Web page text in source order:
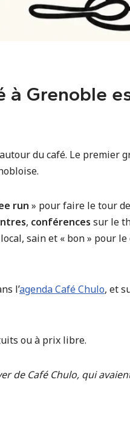
à Grenoble
du café. Le premier
run » pour faire le tour
, conférences sur le
sain et « bon » pour
l’agenda Café Chulo, et
ou à prix libre.
de Café Chulo, qui